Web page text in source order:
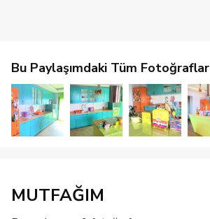
Bu Paylaşımdaki Tüm Fotoğraflar
MUTFAĞIM